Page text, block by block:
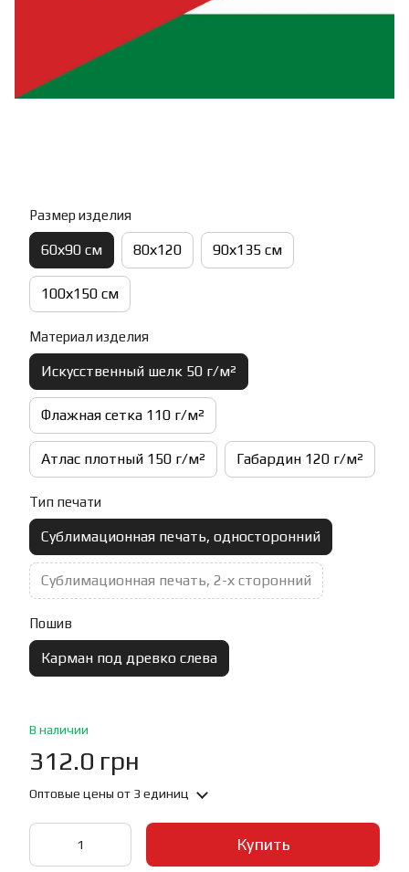
Размер изделия
60х90 см 80х120 90х135 см
100х150 см
Материал изделия
Искусственный шелк 50 г/м²
Флажная сетка 110 г/м²
Атлас плотный 150 г/м² Габардин 120 г/м²
Тип печати
Сублимационная печать, односторонний
Сублимационная печать, 2-х сторонний
Пошив
Карман под древко слева
В наличии
312.0 грн
Оптовые цены от 3 единиц
Купить